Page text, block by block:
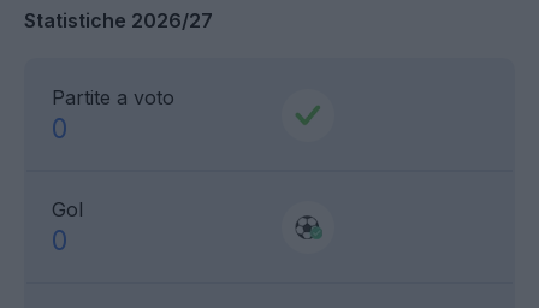
Statistiche 2026/27
Partite a voto
0
Gol
0